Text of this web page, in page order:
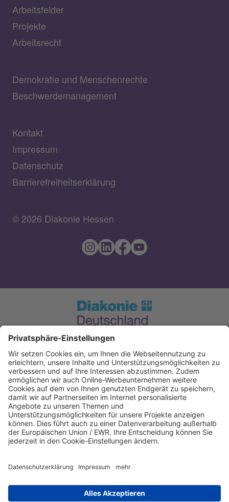
Arbeitsfelder
Projekte
Arbeitsrecht
Demokratie und Menschenrechte
Beschwerdemanagement
Kontakt
Impressum
Datenschutz
Barrierefreiheitserklärung
© 2026 Diakonie Hessen
Spendenkonto Diakonie Hessen
Evangelische Bank eG. Kassel
IBAN: DE12520604100004050606
IBAN kopieren